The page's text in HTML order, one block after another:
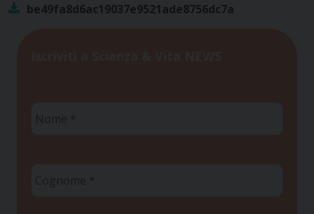
be49fa8d6ac19037e9521ade8756dc7a